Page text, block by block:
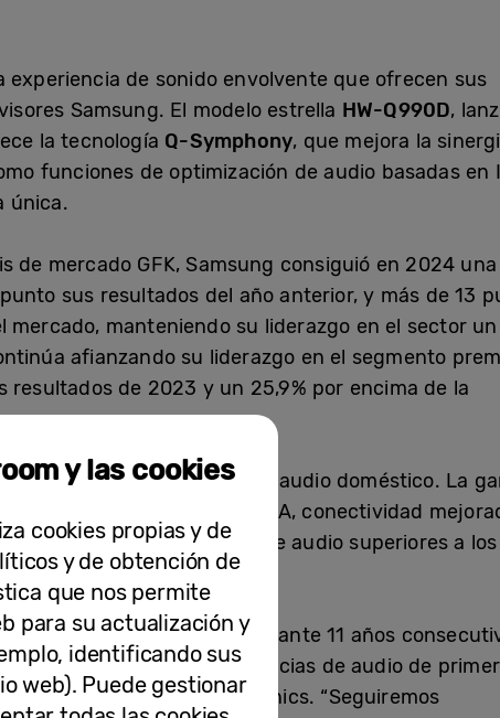
de sonido envolvente que ofrecen sus
Samsung. El modelo estrella HW-Q990D,
la tecnología Q-Symphony, que mejora la
funciones de optimización de audio basadas en
única.
de mercado GFK, Samsung consiguió en 2024 una
sus resultados del año anterior, y más de 13
manteniendo su liderazgo en el sector
afianzando su liderazgo en el segmento
resultados de 2023 y un 25,9% por encima de la
límites de la tecnología de audio doméstico. La
envolvente mejorado con IA, conectividad
a ofrecer experiencias de audio superiores a los
en barras de sonido durante 11 años
de ofrecer experiencias de audio de
en Samsung Electronics. “Seguiremos
y las cookies
cookies propias y de
y de obtención de
que nos permite
para su actualización y
identificando sus
web). Puede gestionar